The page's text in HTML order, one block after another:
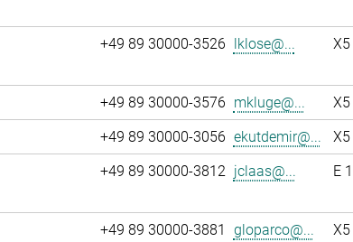
+49 89 30000-3526 lklose@...
+49 89 30000-3576 mkluge@...
+49 89 30000-3056 ekutdemir@...
+49 89 30000-3812 jclaas@... E
+49 89 30000-3881 gloparco@...